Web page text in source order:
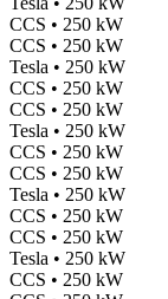
CCS • 250 kW
CCS • 250 kW
Tesla • 250 kW
CCS • 250 kW
CCS • 250 kW
Tesla • 250 kW
CCS • 250 kW
CCS • 250 kW
Tesla • 250 kW
CCS • 250 kW
CCS • 250 kW
Tesla • 250 kW
CCS • 250 kW